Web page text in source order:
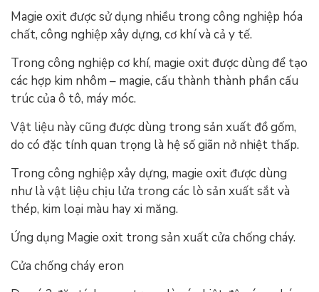
Magie oxit được sử dụng nhiều trong công nghiệp hóa
chất, công nghiệp xây dựng, cơ khí và cả y tế.
Trong công nghiệp cơ khí, magie oxit được dùng để tạo
các hợp kim nhôm – magie, cấu thành thành phần cấu
trúc của ô tô, máy móc.
Vật liệu này cũng được dùng trong sản xuất đồ gốm,
do có đặc tính quan trọng là hệ số giãn nở nhiệt thấp.
Trong công nghiệp xây dựng, magie oxit được dùng
như là vật liệu chịu lửa trong các lò sản xuất sắt và
thép, kim loại màu hay xi măng.
Ứng dụng Magie oxit trong sản xuất cửa chống cháy.
Cửa chống cháy eron